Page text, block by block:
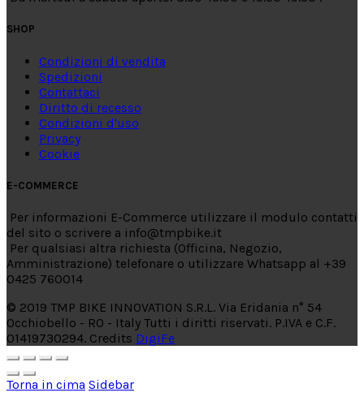
SHOP
Condizioni di vendita
Spedizioni
Contattaci
Diritto di recesso
Condizioni d'uso
Privacy
Cookie
E-COMMERCE
Per informazioni E-Commerce utilizzare il modulo contatti
del sito o scrivere a info@tmpbike.it
Per qualsiasi altra richiesta (Officina, Negozio,
Amministrazione) telefonare o utilizzare Whatsapp al +39
0425 760014
© 2019 TMP BIKE INNOVATION S.R.L. Via Eridania n° 54
Occhiobello - RO - Italy Tutti i diritti riservati. P.IVA e C.F.
01419730294. Credits DigiFe
Torna in cima Sidebar